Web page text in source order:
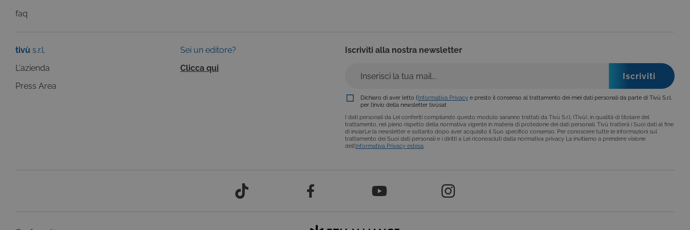
faq
tivù s.r.l.
L'azienda
Press Area
Sei un editore?
Clicca qui
Iscriviti alla nostra newsletter
Dichiaro di aver letto l’Informativa Privacy e presto il consenso al trattamento dei miei dati personali da parte di Tivù S.r.l.
per l’invio della newsletter tivùsat
I dati personali da Lei conferiti compilando questo modulo saranno trattati da Tivù S.r.l. (Tivù), in qualità di titolare del
trattamento, nel pieno rispetto della normativa vigente in materia di protezione dei dati personali. Tivù tratterà i Suoi dati al fine
di inviarLe la newsletter e soltanto dopo aver acquisito il Suo specifico consenso. Per conoscere tutte le informazioni sul
trattamento dei Suoi dati personali e i diritti a Lei riconosciuti dalla normativa privacy La invitiamo a prendere visione
dell’Informativa Privacy estesa